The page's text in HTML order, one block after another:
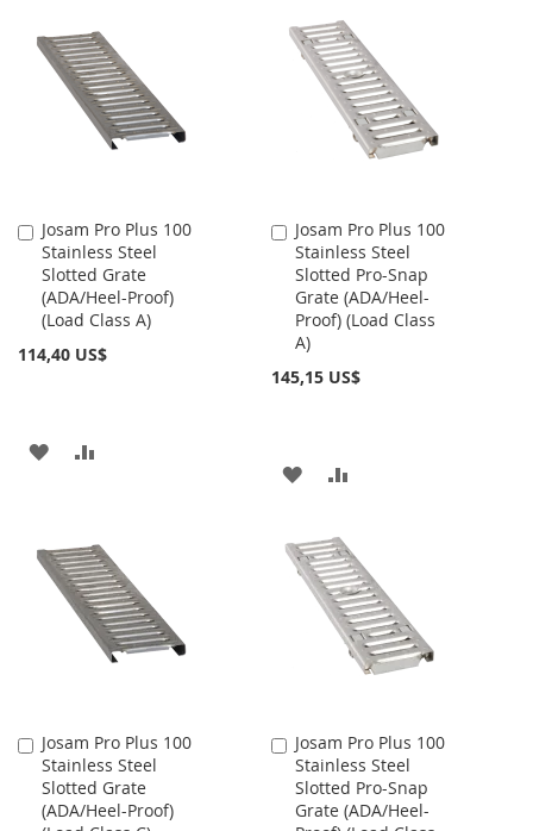
LA
LISTA
COMPARAR
LA
LISTA
COMPARAR
Josam Pro Plus 100
Stainless Steel
Slotted Grate
(ADA/Heel-Proof)
(Load Class A)
114,40 US$
Añadir
al
carrito
AÑADIR
LISTA
DESEOS
Josam Pro Plus 100
Stainless Steel
Slotted Pro-Snap
Grate (ADA/Heel-
Proof) (Load Class
A)
145,15 US$
Añadir
al
carrito
AÑADIR
LA
LISTA
DESEOS
COMPARAR
Josam Pro Plus 100
Stainless Steel
Slotted Grate
(ADA/Heel-Proof)
Añadir
al
carrito
Josam Pro Plus 100
Stainless Steel
Slotted Pro-Snap
Grate (ADA/Heel-
Añadir
al
carrito